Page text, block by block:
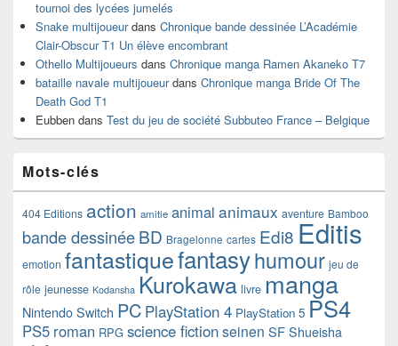
tournoi des lycées jumelés
Snake multijoueurdans Chronique bande dessinée L’Académie
Clair-Obscur T1 Un élève encombrant
Othello Multijoueurs dans Chronique manga Ramen Akaneko T7
bataille navale multijoueurdans Chronique manga Bride Of The
Death God T1
Eubben dans Test du jeu de société Subbuteo France – Belgique
Mots-clés
404 Editions action amitie animal animaux aventure Bamboo
bande dessinéeBD Bragelonne cartes Edi8 Editis
emotion fantastiquefantasyhumour jeu de
rôle jeunesse Kodansha Kurokawa livre manga
Nintendo Switch PC PlayStation 4 PlayStation 5 PS4
PS5 roman RPG science fictionseinen SF Shueisha